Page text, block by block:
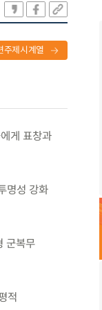
주제시계열
게 표창과
명성 강화
군복무
적